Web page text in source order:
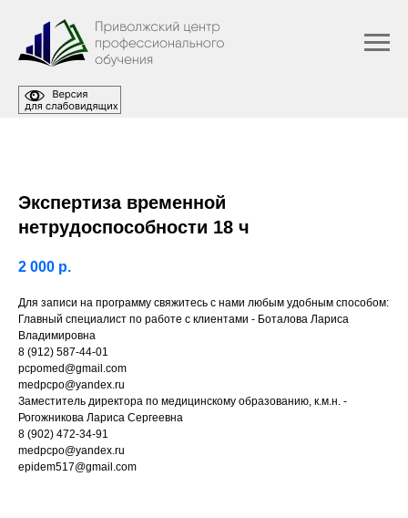
Экспертиза временной
нетрудоспособности 18 ч
2 000 р.
Для записи на программу свяжитесь с нами любым удобным способом:
Главный специалист по работе с клиентами - Боталова Лариса
Владимировна
8 (912) 587-44-01
pcpomed@gmail.com
medpcpo@yandex.ru
Заместитель директора по медицинскому образованию, к.м.н. -
Рогожникова Лариса Сергеевна
8 (902) 472-34-91
medpcpo@yandex.ru
epidem517@gmail.com